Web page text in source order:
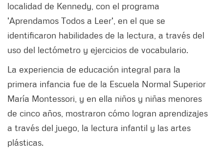
localidad de Kennedy, con el programa
'Aprendamos Todos a Leer', en el que se
identificaron habilidades de la lectura, a través del
uso del lectómetro y ejercicios de vocabulario.
La experiencia de educación integral para la
primera infancia fue de la Escuela Normal Superior
María Montessori, y en ella niños y niñas menores
de cinco años, mostraron cómo logran aprendizajes
a través del juego, la lectura infantil y las artes
plásticas.